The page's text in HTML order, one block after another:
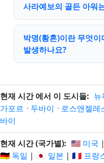
사라예보의 골든 아워
박명(황혼)이란 무엇
발생하나요?
현재 시간 에서 이 도시들: 뉴
가포르 · 두바이 · 로스앤젤레
바이
현재 시간 (국가별): 🇺🇸 미국 |
🇩🇪 독일 | 🇯🇵 일본 | 🇫🇷 프랑